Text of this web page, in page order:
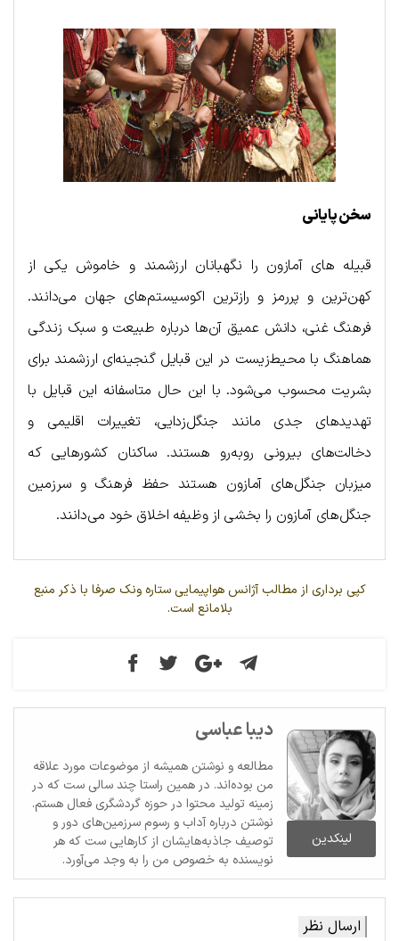
سخن پایانی
قبیله‌ های آمازون را نگهبانان ارزشمند و خاموش یکی از
کهن‌ترین و پررمز و رازترین اکوسیستم‌های جهان می‌دانند.
فرهنگ غنی، دانش عمیق آن‌ها درباره طبیعت و سبک زندگی
هماهنگ با محیط‌زیست در این قبایل گنجینه‌ای ارزشمند برای
بشریت محسوب می‌شود. با این حال متاسفانه این قبایل با
تهدیدهای جدی مانند جنگل‌زدایی، تغییرات اقلیمی و
دخالت‌های بیرونی روبه‌رو هستند. ساکنان کشورهایی که
میزبان جنگل‌های آمازون هستند حفظ فرهنگ و سرزمین
جنگل‌های آمازون را بخشی از وظیفه اخلاق خود می‌دانند.
کپی برداری از مطالب آژانس هواپیمایی ستاره ونک صرفا با ذکر منبع
بلامانع است.
لینکدین
دیبا عباسی
مطالعه و نوشتن همیشه از موضوعات مورد علاقه
من بوده‌اند. در همین راستا چند سالی ست که در
زمینه تولید محتوا در حوزه گردشگری فعال هستم.
نوشتن درباره آداب و رسوم سرزمین‌های دور و
توصیف جاذبه‌هایشان از کارهایی ست که هر
نویسنده به خصوص من را به وجد می‌آورد.
ارسال نظر